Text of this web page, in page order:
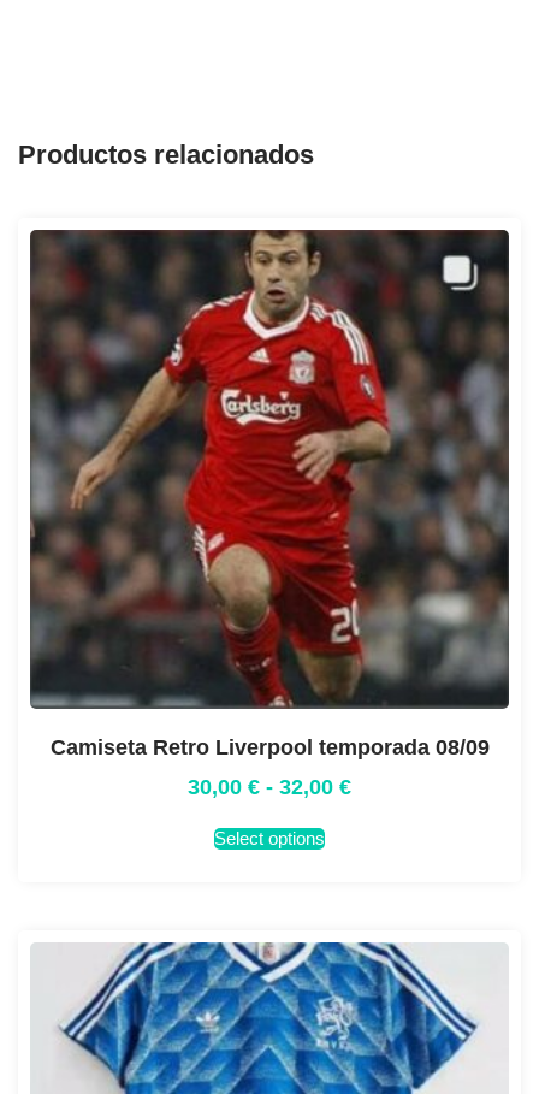
Productos relacionados
Camiseta Retro Liverpool temporada 08/09
30,00 € - 32,00 €
Select options